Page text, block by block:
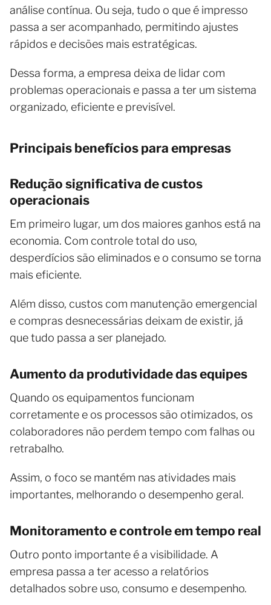
análise contínua. Ou seja, tudo o que é impresso
passa a ser acompanhado, permitindo ajustes
rápidos e decisões mais estratégicas.
Dessa forma, a empresa deixa de lidar com
problemas operacionais e passa a ter um sistema
organizado, eficiente e previsível.
Principais benefícios para empresas
Redução significativa de custos
operacionais
Em primeiro lugar, um dos maiores ganhos está na
economia. Com controle total do uso,
desperdícios são eliminados e o consumo se torna
mais eficiente.
Além disso, custos com manutenção emergencial
e compras desnecessárias deixam de existir, já
que tudo passa a ser planejado.
Aumento da produtividade das equipes
Quando os equipamentos funcionam
corretamente e os processos são otimizados, os
colaboradores não perdem tempo com falhas ou
retrabalho.
Assim, o foco se mantém nas atividades mais
importantes, melhorando o desempenho geral.
Monitoramento e controle em tempo real
Outro ponto importante é a visibilidade. A
empresa passa a ter acesso a relatórios
detalhados sobre uso, consumo e desempenho.